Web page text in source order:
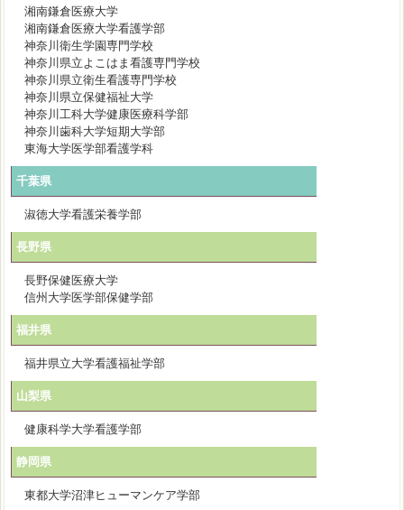
湘南鎌倉医療大学
湘南鎌倉医療大学看護学部
神奈川衛生学園専門学校
神奈川県立よこはま看護専門学校
神奈川県立衛生看護専門学校
神奈川県立保健福祉大学
神奈川工科大学健康医療科学部
神奈川歯科大学短期大学部
東海大学医学部看護学科
千葉県
淑徳大学看護栄養学部
長野県
長野保健医療大学
信州大学医学部保健学部
福井県
福井県立大学看護福祉学部
山梨県
健康科学大学看護学部
静岡県
東都大学沼津ヒューマンケア学部